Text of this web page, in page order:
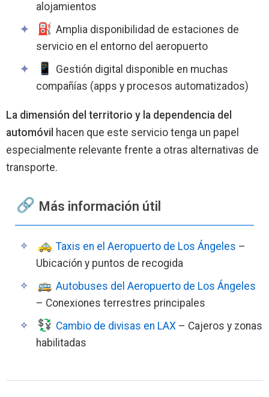
alojamientos
Amplia disponibilidad de estaciones de
servicio en el entorno del aeropuerto
Gestión digital disponible en muchas
compañías (apps y procesos automatizados)
La dimensión del territorio y la dependencia del
automóvil hacen que este servicio tenga un papel
especialmente relevante frente a otras alternativas de
transporte.
Más información útil
Taxis en el Aeropuerto de Los Ángeles –
Ubicación y puntos de recogida
Autobuses del Aeropuerto de Los Ángeles
– Conexiones terrestres principales
Cambio de divisas en LAX– Cajeros y zonas
habilitadas